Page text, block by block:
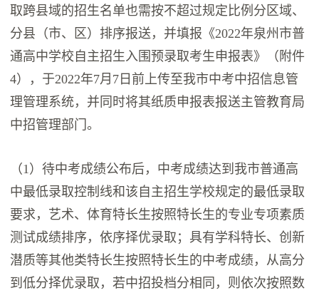
取跨县域的招生名单也需按不超过规定比例分区域、
分县（市、区）排序报送，并填报《2022年泉州市普
通高中学校自主招生入围预录取考生申报表》（附件
4），于2022年7月7日前上传至我市中考中招信息管
理管理系统，并同时将其纸质申报表报送主管教育局
中招管理部门。
（1）待中考成绩公布后，中考成绩达到我市普通高
中最低录取控制线和该自主招生学校规定的最低录取
要求，艺术、体育特长生按照特长生的专业专项素质
测试成绩排序，依序择优录取；具有学科特长、创新
潜质等其他类特长生按照特长生的中考成绩，从高分
到低分择优录取，若中招投档分相同，则依次按照数